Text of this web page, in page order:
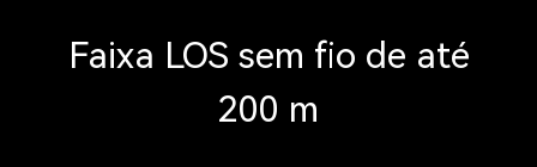
Faixa LOS sem fio de até
200 m